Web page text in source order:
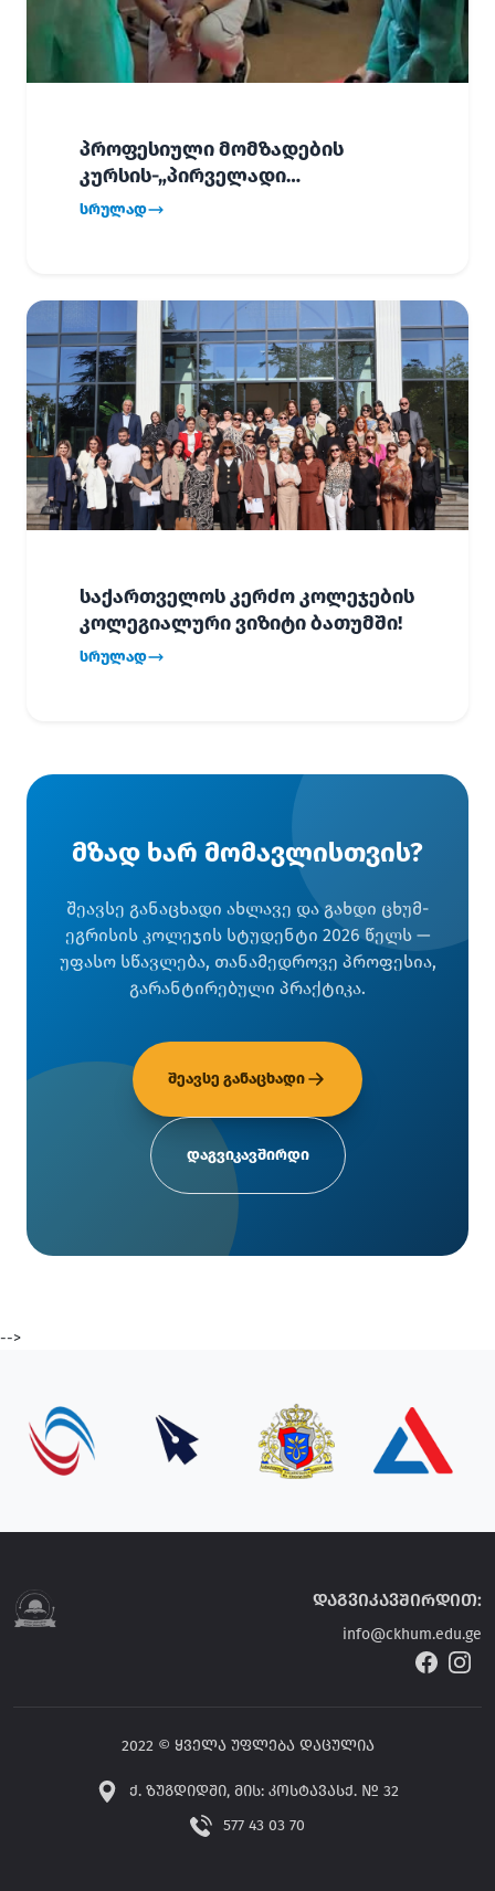
პროფესიული მომზადების
კურსის-„პირველადი
გადაუდებელი დახმარება“,
სრულად
საქართველოს კერძო კოლეჯების
კოლეგიალური ვიზიტი ბათუმში!
სრულად
მზად ხარ მომავლისთვის?
შეავსე განაცხადი ახლავე და გახდი ცხუმ-
ეგრისის კოლეჯის სტუდენტი 2026 წელს —
უფასო სწავლება, თანამედროვე პროფესია,
გარანტირებული პრაქტიკა.
შეავსე განაცხადი
დაგვიკავშირდი
-->
დაგვიკავშირდით:
info@ckhum.edu.ge
2022 © ყველა უფლება დაცულია
ქ. ზუგდიდში, მის: კოსტავასქ. № 32
577 43 03 70